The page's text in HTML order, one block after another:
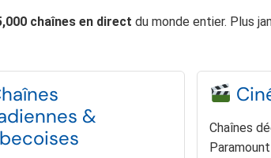
chaînes en direct du monde entier. Plus
&
Chaînes